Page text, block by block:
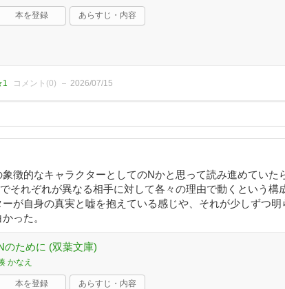
本を登録 あらすじ・内容
コメント(0) 2026/07/15
徴的なキャラクターとしてのNかと思って読み進めていた
それぞれが異なる相手に対して各々の理由で動くという構
が自身の真実と嘘を抱えている感じや、それが少しずつ明
った。
のために (双葉文庫)
かなえ
本を登録 あらすじ・内容